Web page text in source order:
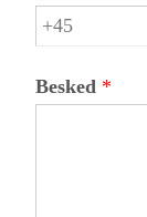
Besked *